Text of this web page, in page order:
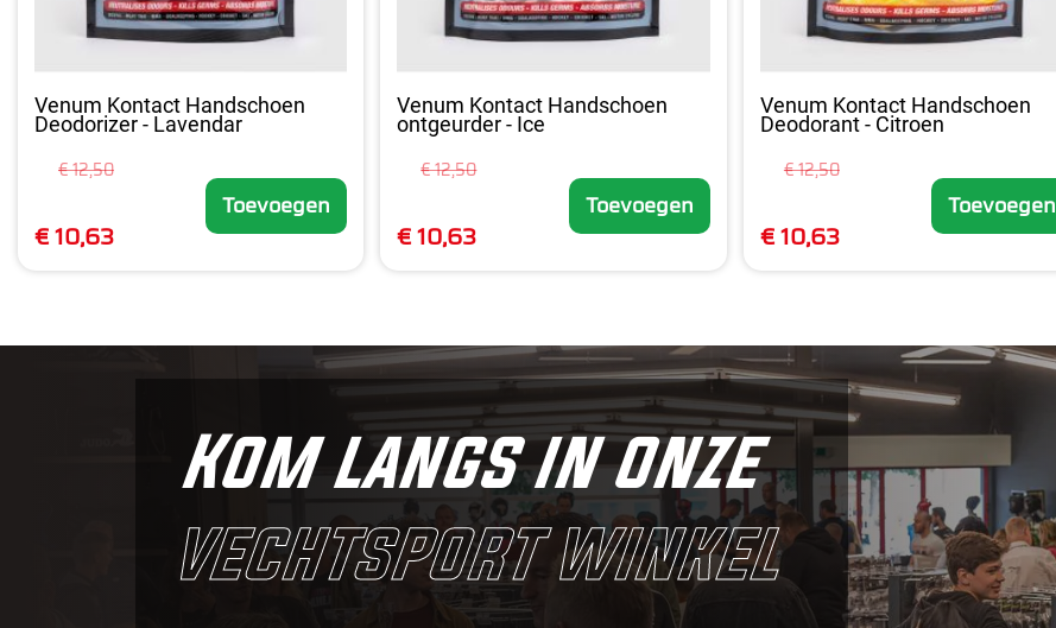
Venum Kontact Handschoen
Deodorizer - Lavendar
€ 12,50
€ 10,63
Toevoegen
Venum Kontact Handschoen
ontgeurder - Ice
€ 12,50
€ 10,63
Toevoegen
Venum Kontact Handschoen
Deodorant - Citroen
€ 12,50
€ 10,63
Toevoegen
Kom langs in onze
vechtsport winkel